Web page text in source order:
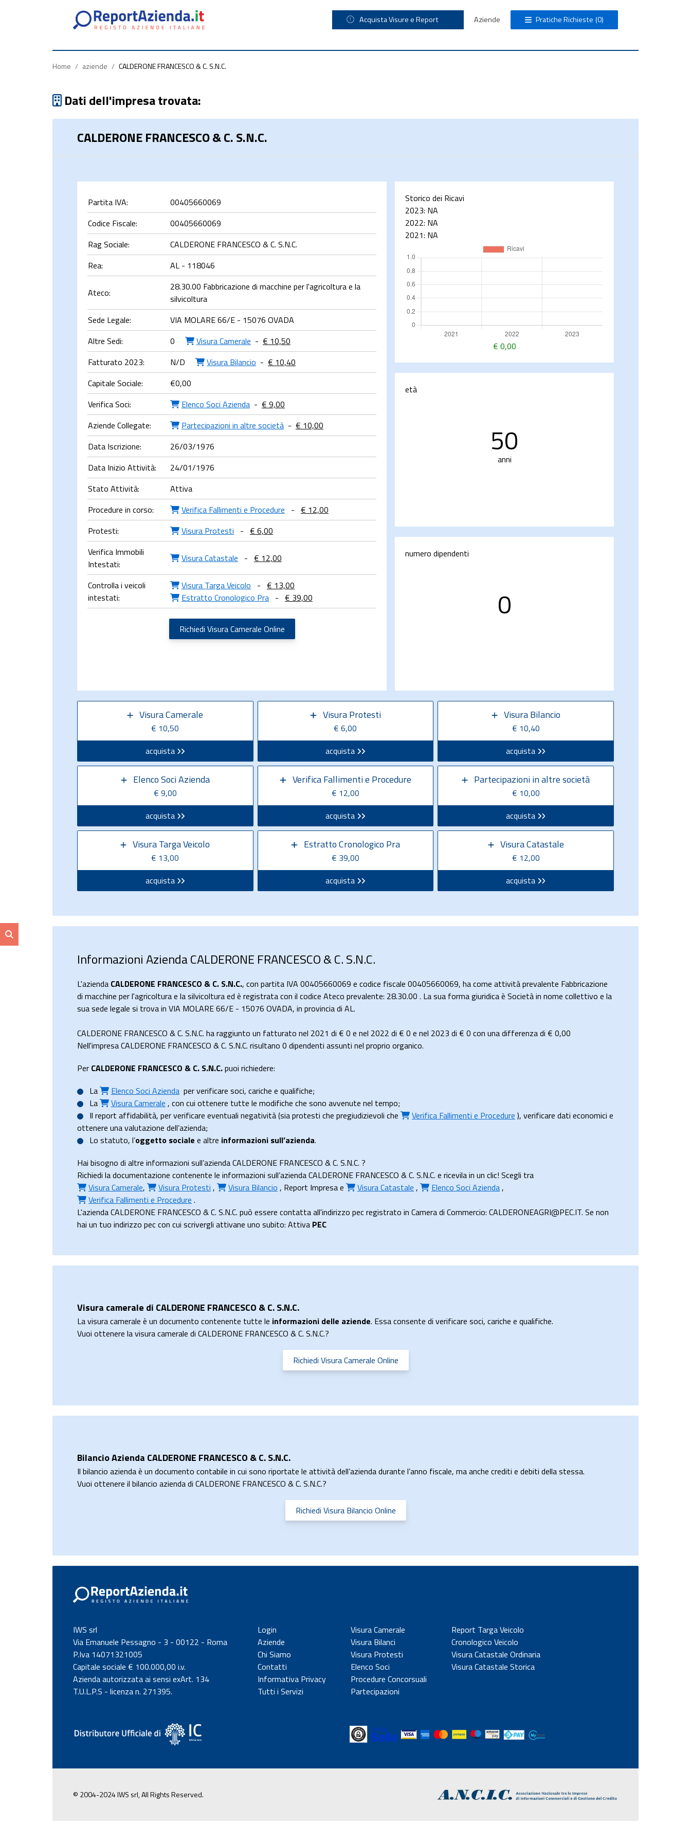
Acquista Visure e Report Aziende Pratiche Richieste (0)
Home / aziende / CALDERONE FRANCESCO & C. S.N.C.
Dati dell'impresa trovata:
CALDERONE FRANCESCO & C. S.N.C.
Partita IVA:
00405660069
Codice Fiscale:
00405660069
Rag Sociale:
CALDERONE FRANCESCO & C. S.N.C.
Rea:
AL - 118046
Ateco:
28.30.00 Fabbricazione di macchine per l'agricoltura e la
silvicoltura
Sede Legale:
VIA MOLARE 66/E - 15076 OVADA
Altre Sedi:
0 Visura Camerale - € 10,50
Fatturato 2023:
N/D Visura Bilancio - € 10,40
Capitale Sociale:
€0,00
Verifica Soci:
Elenco Soci Azienda - € 9,00
Aziende Collegate:
Partecipazioni in altre società - € 10,00
Data Iscrizione:
26/03/1976
Data Inizio Attività:
24/01/1976
Stato Attività:
Attiva
Procedure in corso:
Verifica Fallimenti e Procedure - € 12,00
Protesti:
Visura Protesti - € 6,00
Verifica Immobili
Intestati:
Visura Catastale - € 12,00
Controlla i veicoli
intestati:
Visura Targa Veicolo - € 13,00
Estratto Cronologico Pra - € 39,00
Richiedi Visura Camerale Online
Storico dei Ricavi
2023: NA
2022: NA
2021: NA
€ 0,00
età
50
anni
numero dipendenti
0
Visura Camerale
€ 10,50
acquista
Visura Protesti
€ 6,00
acquista
Visura Bilancio
€ 10,40
acquista
Elenco Soci Azienda
€ 9,00
acquista
Verifica Fallimenti e Procedure
€ 12,00
acquista
Partecipazioni in altre società
€ 10,00
acquista
Visura Targa Veicolo
€ 13,00
acquista
Estratto Cronologico Pra
€ 39,00
acquista
Visura Catastale
€ 12,00
acquista
Informazioni Azienda CALDERONE FRANCESCO & C. S.N.C.
L'azienda CALDERONE FRANCESCO & C. S.N.C., con partita IVA 00405660069 e codice fiscale 00405660069, ha come attività prevalente Fabbricazione
di macchine per l'agricoltura e la silvicoltura ed è registrata con il codice Ateco prevalente: 28.30.00 . La sua forma giuridica è Società in nome collettivo e la
sua sede legale si trova in VIA MOLARE 66/E - 15076 OVADA, in provincia di AL.
CALDERONE FRANCESCO & C. S.N.C. ha raggiunto un fatturato nel 2021 di € 0 e nel 2022 di € 0 e nel 2023 di € 0 con una differenza di € 0,00
Nell'impresa CALDERONE FRANCESCO & C. S.N.C. risultano 0 dipendenti assunti nel proprio organico.
Per CALDERONE FRANCESCO & C. S.N.C.puoi richiedere:
La
Elenco Soci Azienda per verificare soci, cariche e qualifiche;
La
Visura Camerale , con cui ottenere tutte le modifiche che sono avvenute nel tempo;
Il report affidabilità, per verificare eventuali negatività (sia protesti che pregiudizievoli che Verifica Fallimenti e Procedure ), verificare dati economici e
ottenere una valutazione dell’azienda;
Lo statuto, l’oggetto sociale e altre informazioni sull’azienda.
Hai bisogno di altre informazioni sull’azienda CALDERONE FRANCESCO & C. S.N.C. ?
Richiedi la documentazione contenente le informazioni sull’azienda CALDERONE FRANCESCO & C. S.N.C. e ricevila in un clic! Scegli tra
Visura Camerale, Visura Protesti , Visura Bilancio , Report Impresae Visura Catastale , Elenco Soci Azienda,
Verifica Fallimenti e Procedure .
L'azienda CALDERONE FRANCESCO & C. S.N.C. può essere contatta all'indirizzo pec registrato in Camera di Commercio: CALDERONEAGRI@PEC.IT. Se non
hai un tuo indirizzo pec con cui scrivergli attivane uno subito: Attiva PEC
Visura camerale di CALDERONE FRANCESCO & C. S.N.C.
La visura camerale è un documento contenente tutte le informazioni delle aziende. Essa consente di verificare soci, cariche e qualifiche.
Vuoi ottenere la visura camerale di CALDERONE FRANCESCO & C. S.N.C.?
Richiedi Visura Camerale Online
Bilancio Azienda CALDERONE FRANCESCO & C. S.N.C.
Il bilancio azienda è un documento contabile in cui sono riportate le attività dell’azienda durante l’anno fiscale, ma anche crediti e debiti della stessa.
Vuoi ottenere il bilancio azienda di CALDERONE FRANCESCO & C. S.N.C.?
Richiedi Visura Bilancio Online
IWS srl
Via Emanuele Pessagno - 3 - 00122 - Roma
P.Iva 14071321005
Capitale sociale € 100.000,00 i.v.
Azienda autorizzata ai sensi exArt. 134
T.U.L.P.S - licenza n. 271395.
Login
Aziende
Chi Siamo
Contatti
Informativa Privacy
Tutti i Servizi
Visura Camerale
Visura Bilanci
Visura Protesti
Elenco Soci
Procedure Concorsuali
Partecipazioni
Report Targa Veicolo
Cronologico Veicolo
Visura Catastale Ordinaria
Visura Catastale Storica
© 2004-2024 IWS srl, All Rights Reserved.